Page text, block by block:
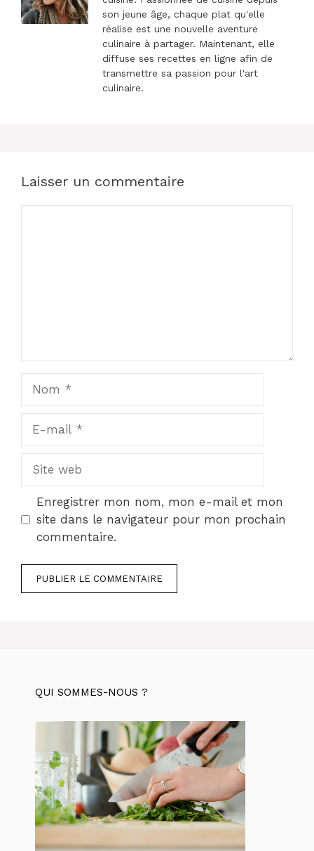
son jeune âge, chaque plat qu'elle
réalise est une nouvelle aventure
culinaire à partager. Maintenant, elle
diffuse ses recettes en ligne afin de
transmettre sa passion pour l'art
culinaire.
Laisser un commentaire
Site
Enregistrer mon nom, mon e-mail et mon
site dans le navigateur pour mon prochain
commentaire.
QUI SOMMES-NOUS ?